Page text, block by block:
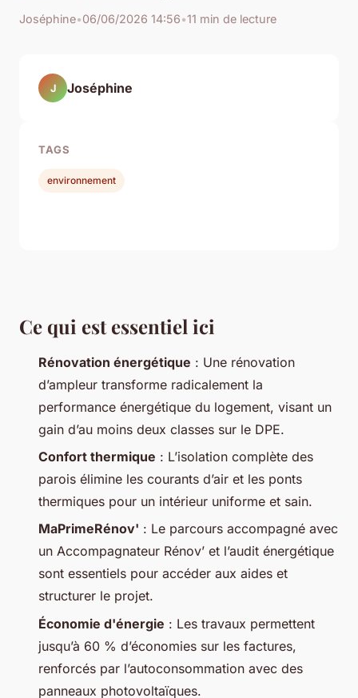
Joséphine•06/06/2026 14:56•11 min de lecture
Ce qui est essentiel ici
Rénovation énergétique : Une rénovation
d’ampleur transforme radicalement la
performance énergétique du logement, visant un
gain d’au moins deux classes sur le DPE.
Confort thermique : L’isolation complète des
parois élimine les courants d’air et les ponts
thermiques pour un intérieur uniforme et sain.
MaPrimeRénov' : Le parcours accompagné avec
un Accompagnateur Rénov’ et l’audit énergétique
sont essentiels pour accéder aux aides et
structurer le projet.
Économie d'énergie : Les travaux permettent
jusqu’à 60 % d’économies sur les factures,
renforcés par l’autoconsommation avec des
panneaux photovoltaïques.
J Joséphine
TAGS
environnement